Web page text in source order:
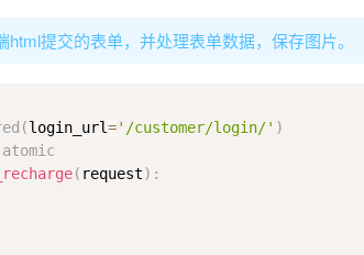
html提交的表单，并处理表单数据，保存图片。
(login_url='/customer/login/' )
atomic
( request) :